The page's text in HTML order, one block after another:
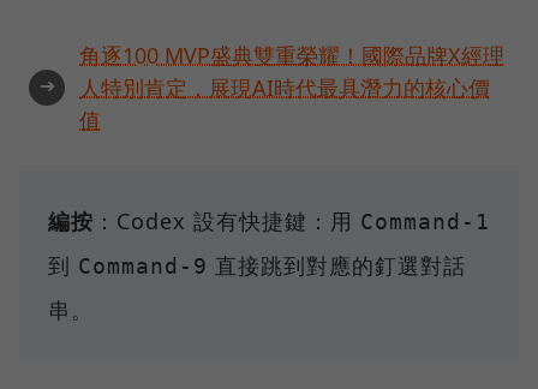
➜
角逐100 MVP盛典雙重榮耀！國際品牌X經理
人特別肯定，展現AI時代最具潛力的核心價
值
編按 ：Codex 設有快捷鍵：用 Command-1
到 Command-9 直接跳到對應的釘選對話
串。